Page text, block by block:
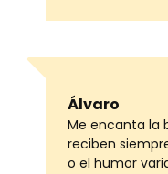
Álvaro
Me encanta la
reciben
o el humor